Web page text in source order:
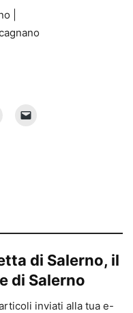
di Salerno, il
di Salerno
inviati alla tua e-